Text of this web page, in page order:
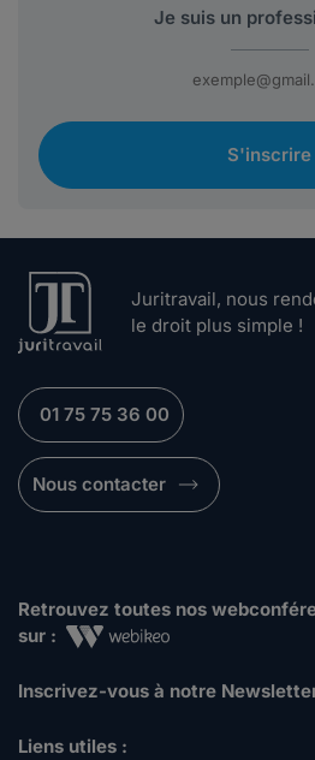
S'inscrire
Juritravail, nous
le droit plus simple !
01 75 75 36 00
Nous contacter
Retrouvez toutes nos
sur :
Inscrivez-vous à notre
Liens utiles :